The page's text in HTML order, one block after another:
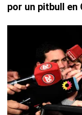
por un pitbull en